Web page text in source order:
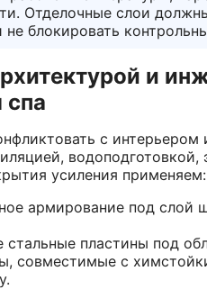
Отделочные слои
блокировать
и
спа
с
усиления применяем:
армирование под слой
пластины под
совместимые с